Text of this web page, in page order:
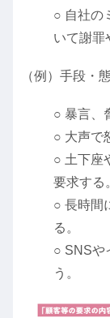
○ 自社の
いて謝罪
（例）手段・
○ 暴言、
○ 大声で
○ 土下座
要求する
○ 長時間
る。
○ SNSや
う。